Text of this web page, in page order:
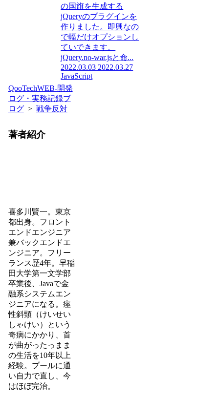
の国旗を生成する
jQueryのプラグインを
作りました。即興なの
で幅だけオプションし
ていできます。
jQuery.no-war.jsと命...
2022.03.03 2022.03.27
JavaScript
QooTechWEB-開発
ログ・実務記録ブ
ログ> 戦争反対
著者紹介
喜多川賢一。東京
都出身。フロント
エンドエンジニア
兼バックエンドエ
ンジニア。フリー
ランス歴4年。早稲
田大学第一文学部
卒業後、Javaで金
融系システムエン
ジニアになる。痙
性斜頸（けいせい
しゃけい）という
奇病にかかり、首
が曲がったっまま
の生活を10年以上
経験。プールに通
い自力で直し、今
はほぼ完治。